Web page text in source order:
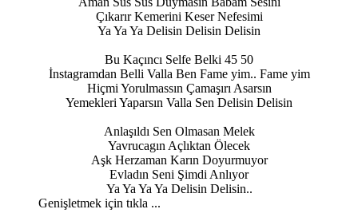
Çıkarır Kemerini Keser Nefesimi
Ya Ya Ya Delisin Delisin Delisin
Bu Kaçıncı Selfe Belki 45 50
İnstagramdan Belli Valla Ben Fame yim.. Fame yim
Hiçmi Yorulmassın Çamaşırı Asarsın
Yemekleri Yaparsın Valla Sen Delisin Delisin
Anlaşıldı Sen Olmasan Melek
Yavrucagın Açlıktan Ölecek
Aşk Herzaman Karın Doyurmuyor
Evladın Seni Şimdi Anlıyor
Ya Ya Ya Ya Delisin Delisin..​
Genişletmek için tıkla ...